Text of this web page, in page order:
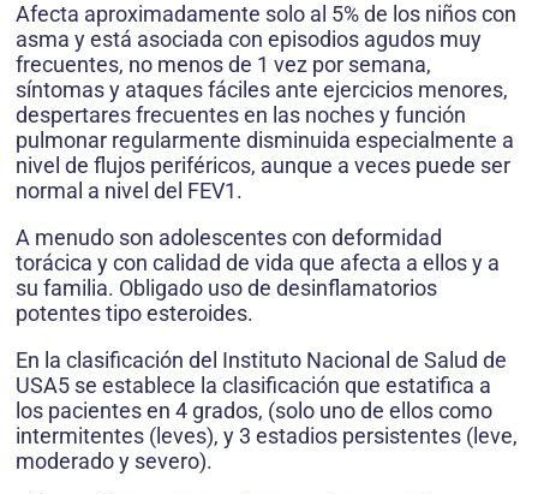
Afecta aproximadamente solo al 5% de los niños con
asma y está asociada con episodios agudos muy
frecuentes, no menos de 1 vez por semana,
síntomas y ataques fáciles ante ejercicios menores,
despertares frecuentes en las noches y función
pulmonar regularmente disminuida especialmente a
nivel de flujos periféricos, aunque a veces puede ser
normal a nivel del FEV1.
A menudo son adolescentes con deformidad
torácica y con calidad de vida que afecta a ellos y a
su familia. Obligado uso de desinflamatorios
potentes tipo esteroides.
En la clasificación del Instituto Nacional de Salud de
USA5 se establece la clasificación que estatifica a
los pacientes en 4 grados, (solo uno de ellos como
intermitentes (leves), y 3 estadios persistentes (leve,
moderado y severo).